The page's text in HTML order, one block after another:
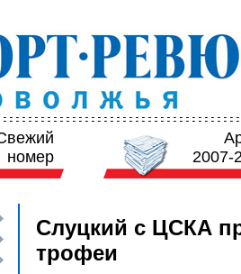
номер
2007-
Слуцкий с ЦСКА
трофеи